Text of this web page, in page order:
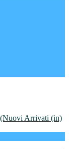
Arrivati (in)